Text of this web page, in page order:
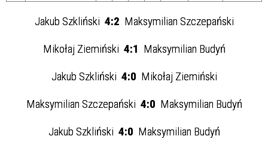
Jakub Szkliński 4:2 Maksymilian Szczepański
Mikołaj Ziemiński 4:1 Maksymilian Budyń
Jakub Szkliński 4:0 Mikołaj Ziemiński
Maksymilian Szczepański 4:0 Maksymilian Budyń
Jakub Szkliński 4:0 Maksymilian Budyń